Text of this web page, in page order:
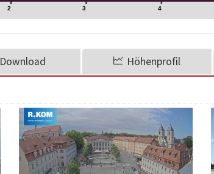
2 3 4
Download Höhenprofil